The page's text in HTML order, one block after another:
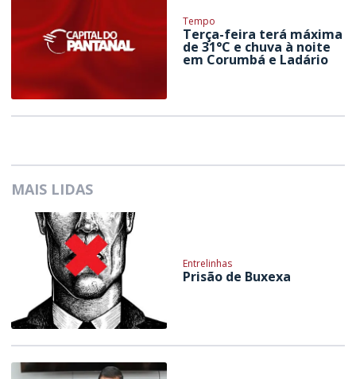
Tempo
Terça-feira terá máxima
de 31°C e chuva à noite
em Corumbá e Ladário
MAIS LIDAS
Entrelinhas
Prisão de Buxexa